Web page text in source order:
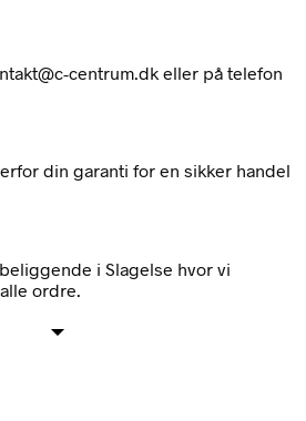
centrum.dk eller på telefon
din garanti for en sikker handel
i Slagelse hvor vi
ordre.